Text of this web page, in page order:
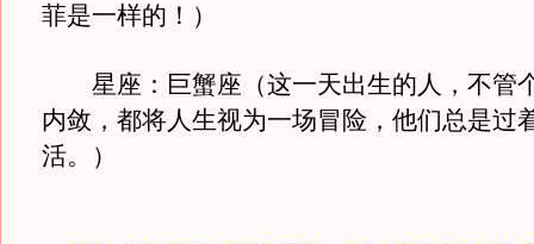
菲是一样的！）
星座：巨蟹座（这一天出生的人，不管
内敛，都将人生视为一场冒险，他们总是过
活。）